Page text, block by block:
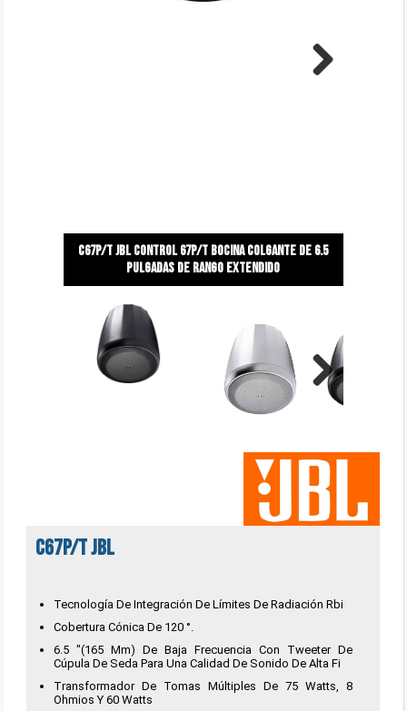
C67P/T Jbl control 67p/t bocina colgante de 6.5
pulgadas de rango extendido
Next
C67P/T JBL
Tecnología De Integración De Límites De Radiación Rbi
Cobertura Cónica De 120 °.
6.5 "(165 Mm) De Baja Frecuencia Con Tweeter De
Cúpula De Seda Para Una Calidad De Sonido De Alta Fi
Transformador De Tomas Múltiples De 75 Watts, 8
Ohmios Y 60 Watts